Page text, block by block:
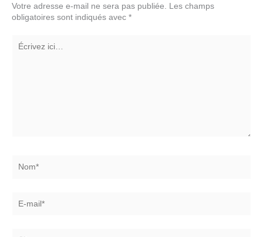
Votre adresse e-mail ne sera pas publiée.
Les champs
obligatoires sont indiqués avec *
Écrivez
ici…
mail*